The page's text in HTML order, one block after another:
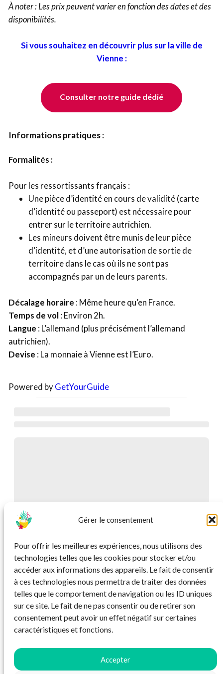
Gérer le consentement
Pour offrir les meilleures expériences, nous utilisons des
technologies telles que les cookies pour stocker et/ou
accéder aux informations des appareils. Le fait de consentir
à ces technologies nous permettra de traiter des données
telles que le comportement de navigation ou les ID uniques
sur ce site. Le fait de ne pas consentir ou de retirer son
consentement peut avoir un effet négatif sur certaines
caractéristiques et fonctions.
Accepter
À noter : Les prix peuvent varier en fonction des dates et des
disponibilités.
Si vous souhaitez en découvrir plus sur la ville de
Vienne :
Consulter notre guide dédié
Informations pratiques :
Formalités :
Pour les ressortissants français :
Une pièce d’identité en cours de validité (carte
d’identité ou passeport) est nécessaire pour
entrer sur le territoire autrichien.
Les mineurs doivent être munis de leur pièce
d’identité, et d’une autorisation de sortie de
territoire dans le cas où ils ne sont pas
accompagnés par un de leurs parents.
Décalage horaire : Même heure qu’en France.
Temps de vol: Environ 2h.
Langue : L’allemand (plus précisément l’allemand
autrichien).
Devise : La monnaie à Vienne est l’Euro.
Powered byGetYourGuide